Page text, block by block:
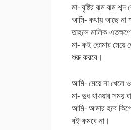
মা- বৃষ্টির ঝম ঝম শব্দ
আমি- কথায় আছে না
তাহলে মালিক
মা- কই তোমার
শুরু করবে।
আমি- মেয়ে না খেলে
মা- দুধ খাওয়ার সময়
আমি- আমার হবে
বই কমবে না।